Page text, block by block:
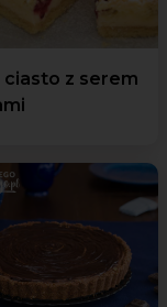
ciasto z serem